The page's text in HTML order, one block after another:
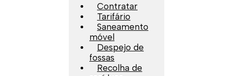
Contratar
Tarifário
Saneamento
móvel
Despejo de
fossas
Recolha de